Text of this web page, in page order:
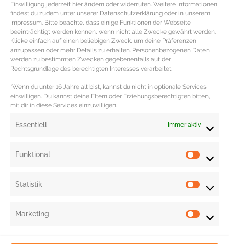
Einwilligung jederzeit hier ändern oder widerrufen. Weitere Informationen
findest du zudem unter unserer Datenschutzerklärung oder in unserem
Impressum. Bitte beachte, dass einige Funktionen der Webseite
beeinträchtigt werden können, wenn nicht alle Zwecke gewährt werden.
Klicke einfach auf einen beliebigen Zweck, um deine Präferenzen
anzupassen oder mehr Details zu erhalten. Personenbezogenen Daten
werden zu bestimmten Zwecken gegebenenfalls auf der
Rechtsgrundlage des berechtigten Interesses verarbeitet.
*Wenn du unter 16 Jahre alt bist, kannst du nicht in optionale Services
einwilligen. Du kannst deine Eltern oder Erziehungsberechtigten bitten,
mit dir in diese Services einzuwilligen.
Essentiell Immer aktiv
Funktional
Statistik
Marketing
Feuchtigkeit und verlangsamt das Nachwachsen unerwünschter Haare
(200ml | 21 €).
Die klassischeRasierseife von Penhaligon’shat einen angenehm
maskulinen Duft, macht die Barthaare weich für ein perfektes Rasur-
Ergebnis und pflegt gleichzeitig die Haut. Zudem ist die Rasierseife leicht
Rasierpinsel aufgetragen (100g | 49 €).
Redaktion: Nina Ilnseher | Fotocredits: Douglas, Flaconi, PR